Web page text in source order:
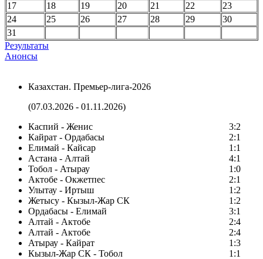
17
18 19 20 21 22
23
24
25 26 27 28 29
30
31
Результаты
Анонсы
Казахстан. Премьер-лига-2026
(07.03.2026 - 01.11.2026)
Каспий - Женис
3:2
Кайрат - Ордабасы
2:1
Елимай - Кайсар
1:1
Астана - Алтай
4:1
Тобол - Атырау
1:0
Актобе - Окжетпес
2:1
Улытау - Иртыш
1:2
Жетысу - Кызыл-Жар СК
1:2
Ордабасы - Елимай
3:1
Алтай - Актобе
2:4
Алтай - Актобе
2:4
Атырау - Кайрат
1:3
Кызыл-Жар СК - Тобол
1:1